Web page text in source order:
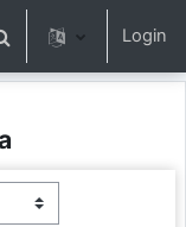
disattiva input di
Login